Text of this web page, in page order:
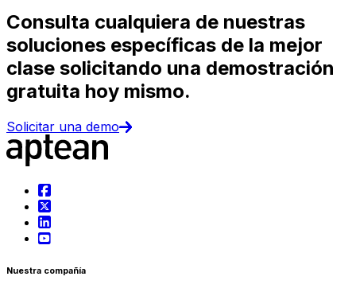
Consulta cualquiera de nuestras
soluciones específicas de la mejor
clase solicitando una demostración
gratuita hoy mismo.
Solicitar una demo
Nuestra compañía